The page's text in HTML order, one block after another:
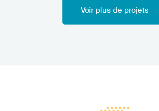
Voir plus de projets